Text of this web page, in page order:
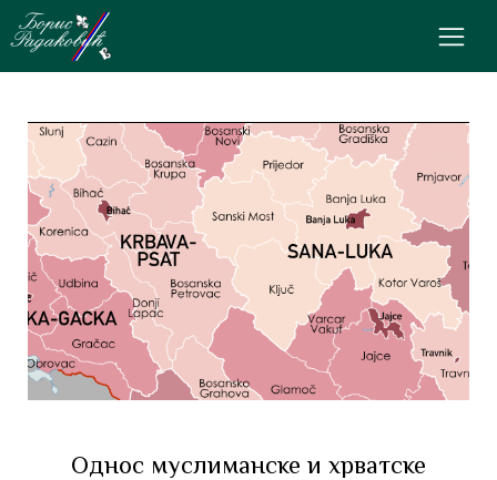
Однос муслиманске и хрватске